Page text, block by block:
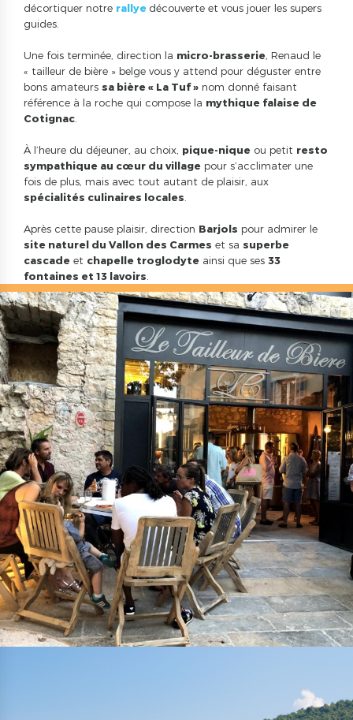
décortiquer notre rallye découverte et vous jouer les supers
guides.
Une fois terminée, direction la micro-brasserie , Renaud le
« tailleur de bière » belge vous y attend pour déguster entre
bons amateurs sa bière « La Tuf » nom donné faisant
référence à la roche qui compose la mythique falaise de
Cotignac
À l’heure du déjeuner, au choix, pique-nique ou petit resto
sympathique au cœur du village pour s’acclimater une
fois de plus, mais avec tout autant de plaisir, aux
spécialités culinaires locales
Après cette pause plaisir, direction Barjols pour admirer le
site naturel du Vallon des Carmes et sa superbe
cascade et chapelle troglodyte ainsi que ses 33
fontaines et 13 lavoirs